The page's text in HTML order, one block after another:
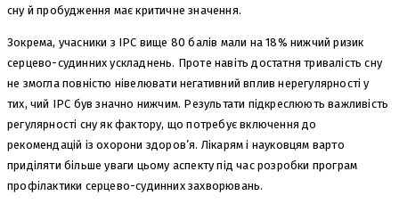
сну й пробудження має критичне значення.
Зокрема, учасники з ІРС вище 80 балів мали на 18% нижчий ризик
серцево-судинних ускладнень. Проте навіть достатня тривалість сну
не змогла повністю нівелювати негативний вплив нерегулярності у
тих, чий ІРС був значно нижчим. Результати підкреслюють важливість
регулярності сну як фактору, що потребує включення до
рекомендацій із охорони здоров’я. Лікарям і науковцям варто
приділяти більше уваги цьому аспекту під час розробки програм
профілактики серцево-судинних захворювань.